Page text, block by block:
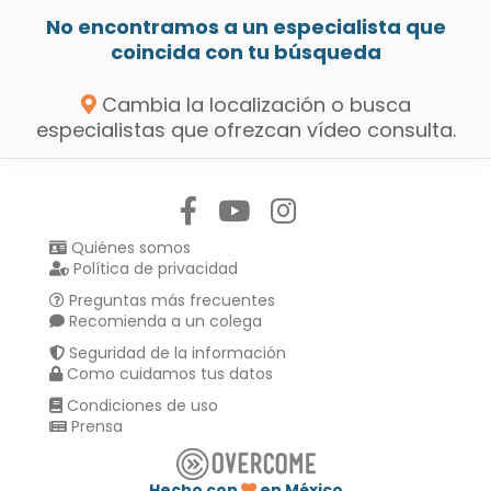
No encontramos a un especialista que
coincida con tu búsqueda
Cambia la localización o busca
especialistas que ofrezcan vídeo consulta.
Quiénes somos
Política de privacidad
Preguntas más frecuentes
Recomienda a un colega
Seguridad de la información
Como cuidamos tus datos
Condiciones de uso
Prensa